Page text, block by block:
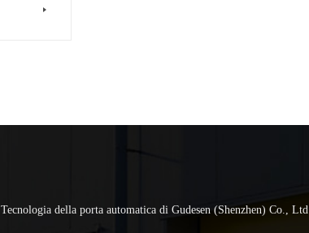
Tecnologia della porta automatica di Gudesen (Shenzhen) Co., Ltd